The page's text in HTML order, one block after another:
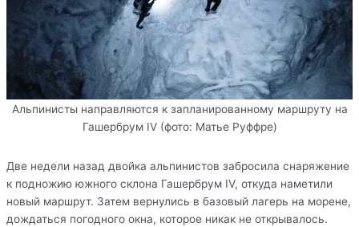
Альпинисты направляются к запланированному маршруту на
Гашербрум IV (фото: Матье Руффре)
Две недели назад двойка альпинистов забросила снаряжение
к подножию южного склона Гашербрум IV, откуда наметили
новый маршрут. Затем вернулись в базовый лагерь на морене,
дождаться погодного окна, которое никак не открывалось.